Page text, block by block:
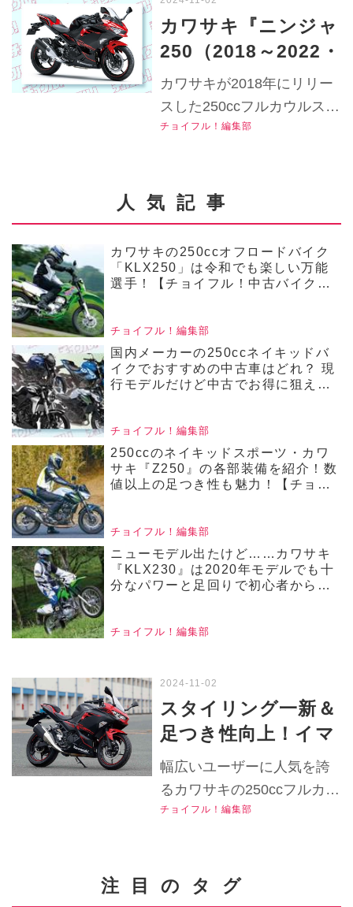
やすい！ 【チョイ
フル！ 中古バイク
選びの参考書／ニン
ジャ250・後編】
ト試乗会でのインプレッシ
ョンはどうだった？
▶▶▶『チョイフル！』の
公式Ｘ（旧Twitter）はこち
ら！
カワサキ『ニンジャ
250（2018～2022・
EX250P型）』の中
古車価格や相場はい
くら？ 仕様変更前の
【チョイフル！ お
すすめ中古バイク価
格リサーチ／2024年
10月版】
カワサキが2018年にリリー
スした250ccフルカウルスポ
ーツバイク『ニンジャ250』
年8月時点での中古車実勢価
格やバイク選びの特徴をリ
サーチします！▶▶▶『チ
ョイフル！』の公式Ｘ（旧
Twitter）はこちら！
チョイフル！編集部
人気記事
カワサキの250ccオフロードバイク
「KLX250」は令和でも楽しい万能
選手！【チョイフル！中古バイク選
チョイフル！編集部
国内メーカーの250ccネイキッドバ
イクでおすすめの中古車はどれ？ 現
行モデルだけど中古でお得に狙える4
／250ccネイキッドバイク編／2025
年4月版 前編】
チョイフル！編集部
250ccのネイキッドスポーツ・カワ
サキ『Z250』の各部装備を紹介！数
値以上の足つき性も魅力！【チョイ
チョイフル！編集部
ニューモデル出たけど……カワサキ
『KLX230』は2020年モデルでも十
分なパワーと足回りで初心者からベ
イク選びの参考書／KAWASAKI
チョイフル！編集部
スタイリング一新＆
足つき性向上！イマ
大人気の250ccフル
カウルバイク『ニン
ジャ250（2018～
場！ 【チョイフ
幅広いユーザーに人気を誇
るカワサキの250ccフルカウ
ルスポーツバイク『ニンジ
を過去のインプレで振り返
チョイフル！編集部
注目のタグ